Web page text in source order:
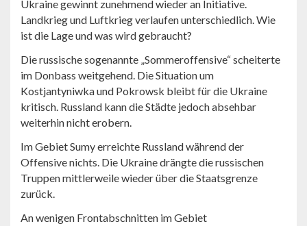
Ukraine gewinnt zunehmend wieder an Initiative.
Landkrieg und Luftkrieg verlaufen unterschiedlich. Wie
ist die Lage und was wird gebraucht?
Die russische sogenannte „Sommeroffensive“ scheiterte
im Donbass weitgehend. Die Situation um
Kostjantyniwka und Pokrowsk bleibt für die Ukraine
kritisch. Russland kann die Städte jedoch absehbar
weiterhin nicht erobern.
Im Gebiet Sumy erreichte Russland während der
Offensive nichts. Die Ukraine drängte die russischen
Truppen mittlerweile wieder über die Staatsgrenze
zurück.
An wenigen Frontabschnitten im Gebiet